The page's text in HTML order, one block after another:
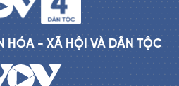
HÓA - XÃ HỘI VÀ DÂN TỘC